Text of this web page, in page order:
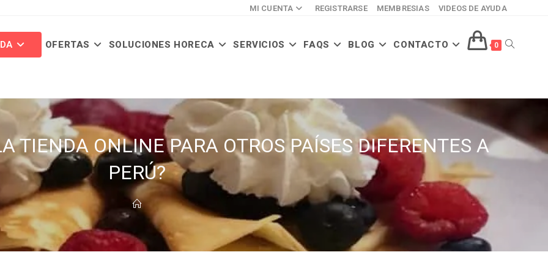
MI CUENTA REGISTRARSE MEMBRESIAS VIDEOS DE AYUDA
OFERTAS SOLUCIONES HORECA SERVICIOS FAQS BLOG CONTACTO 0 ALTERNAR
DE
TIENDA ONLINE PARA OTROS PAÍSES DIFERENTES A
PERÚ?